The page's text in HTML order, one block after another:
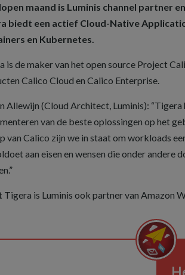
maand is Luminis channel partner
biedt een actief Cloud-Native
en Kubernetes.
is de maker van het open source Project
Calico Cloud en Calico Enterprise.
Allewijn (Cloud Architect, Luminis):
van de beste oplossingen op het
van Calico zijn we in staat om workloads
aan eisen en wensen die onder andere
Tigera is Luminis ook partner van Amazon